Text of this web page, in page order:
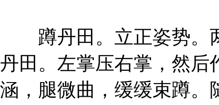
蹲丹田。立正姿势。
丹田。左掌压右掌，然后
涵，腿微曲，缓缓束蹲。